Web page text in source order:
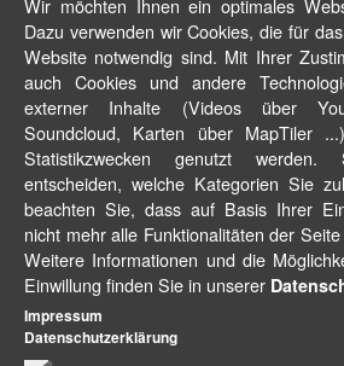
Wir möchten Ihnen ein optimales
Dazu verwenden wir Cookies, die für
Website notwendig sind. Mit Ihrer
auch Cookies und andere
externer Inhalte (Videos über
Soundcloud, Karten über MapTiler
Statistikzwecken genutzt
entscheiden, welche Kategorien Sie
beachten Sie, dass auf Basis Ihrer
nicht mehr alle Funktionalitäten der
Weitere Informationen und die
Einwillung finden Sie in unserer
Impressum
Datenschutzerklärung